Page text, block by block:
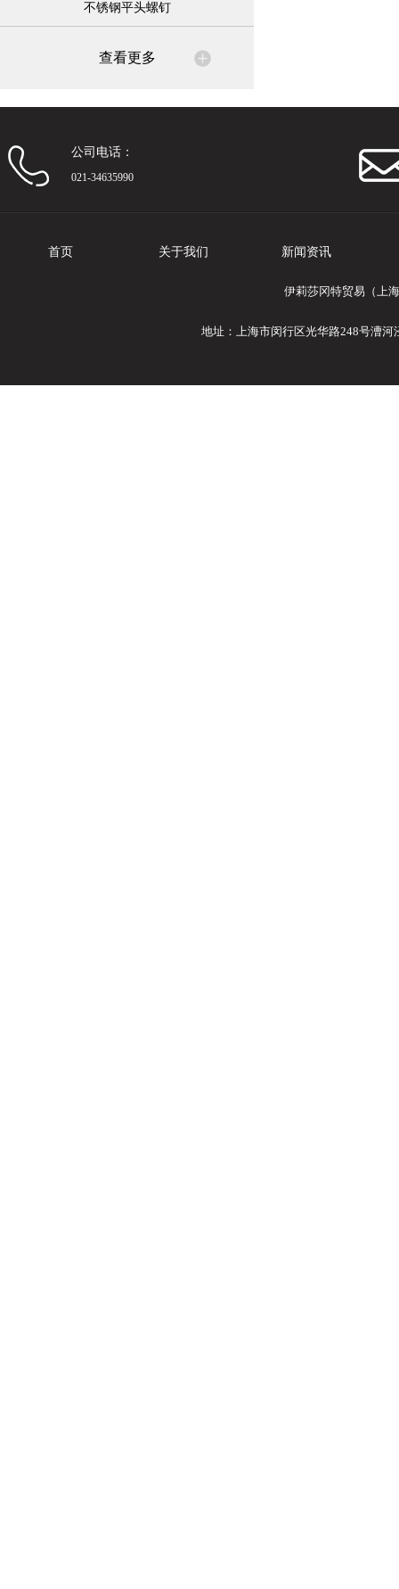
不锈钢平头螺钉
查看更多
公司电话：
021-34635990
首页 关于我们 新闻资讯
伊莉莎冈特贸易（上
地址：上海市闵行区光华路248号漕